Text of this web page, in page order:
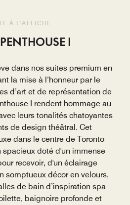
À L'AFFICHE
I
dans nos suites premium en
la mise à l’honneur par le
d’art et de représentation de
I rendent hommage au
leurs tonalités chatoyantes
de design théâtral. Cet
dans le centre de Toronto
spacieux doté d'un immense
recevoir, d'un éclairage
somptueux décor en velours,
de bain d’inspiration spa
baignoire profonde et